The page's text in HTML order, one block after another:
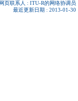
页联系人 : ITU-R的网络协调员
最近更新日期 : 2013-01-30